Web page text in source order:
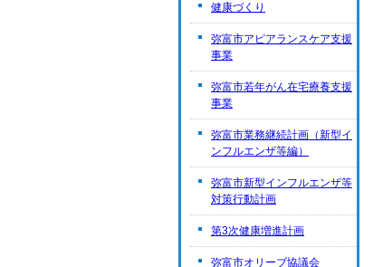
健康づくり
弥富市アピアランスケア支援
事業
弥富市若年がん在宅療養支援
事業
弥富市業務継続計画（新型イ
ンフルエンザ等編）
弥富市新型インフルエンザ等
対策行動計画
第3次健康増進計画
弥富市オリーブ協議会